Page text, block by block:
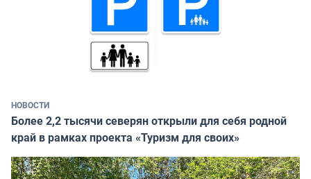
НОВОСТИ
Более 2,2 тысячи северян открыли для себя родной
край в рамках проекта «Туризм для своих»